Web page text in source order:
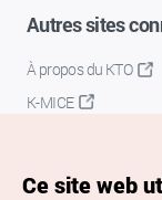
Autres sites
À propos du KTO
K-MICE
Ce site web